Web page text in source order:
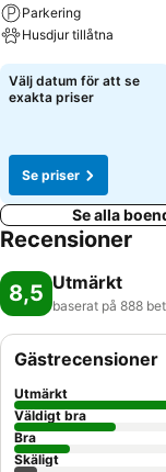
Parkering
Husdjur tillåtna
Se priser
Välj datum för att se
exakta priser
Se priser
Se alla
Recensioner
8,5 Utmärkt
baserat på 888
Gästrecensioner
Utmärkt
Väldigt bra
Bra
Skäligt